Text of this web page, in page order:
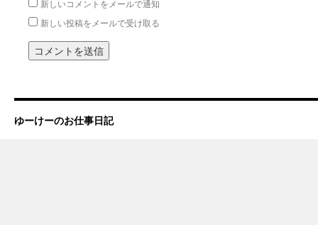
新しいコメントをメールで通知
新しい投稿をメールで受け取る
ゆーけーのお仕事日記